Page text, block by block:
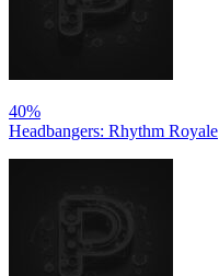
40%
Headbangers: Rhythm Royale